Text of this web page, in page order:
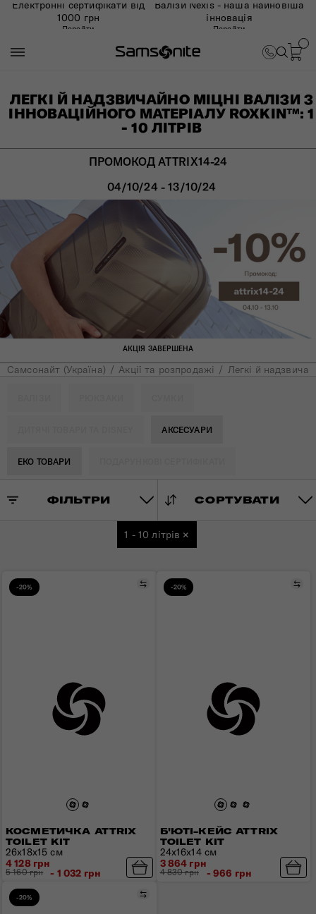
Електронні сертифікати від
1000 грн
Перейти
Валізи Nexis - наша найновіша
інновація
Перейти
ЛЕГКІ Й НАДЗВИЧАЙНО МІЦНІ ВАЛІЗИ З
ІННОВАЦІЙНОГО МАТЕРІАЛУ ROXKIN™: 1
- 10 ЛІТРІВ
ПРОМОКОД ATTRIX14-24
04/10/24 - 13/10/24
АКЦІЯ ЗАВЕРШЕНА
Самсонайт (Україна) Акції та розпродажі Легкі й
АКСЕСУАРИ
ЕКО ТОВАРИ
ФІЛЬТРИ СОРТУВАТИ
1 - 10 літрів ×
-20%
КОСМЕТИЧКА ATTRIX
TOILET KIT
Порівняти
26x18x15 см
4 128 грн
5 160 грн - 1 032 грн
-20%
Б'ЮТІ-КЕЙС ATTRIX
TOILET KIT
24x16x14 см
3 864 грн
4 830 грн - 966 грн
-20% Порівняти